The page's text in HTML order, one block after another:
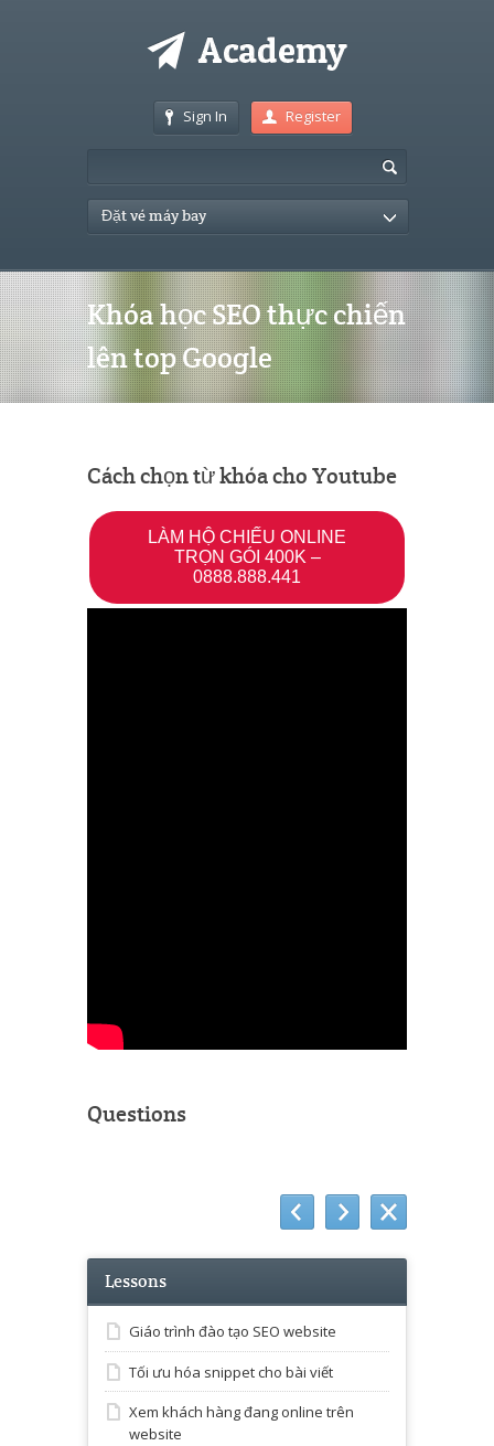
Sign In Register
Đặt vé máy bay
Khóa học SEO thực chiến
lên top Google
Cách chọn từ khóa cho Youtube
LÀM HỘ CHIẾU ONLINE
TRỌN GÓI 400K –
0888.888.441
Questions
Lessons
Giáo trình đào tạo SEO website
Tối ưu hóa snippet cho bài viết
Xem khách hàng đang online trên
website